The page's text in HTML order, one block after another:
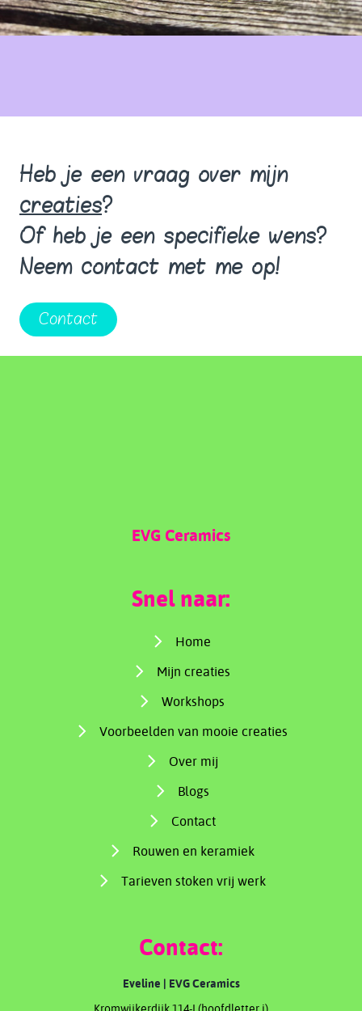
Heb je een vraag over mijn
creaties?
Of heb je een specifieke wens?
Neem contact met me op!
Contact
EVG Ceramics
Snel naar:
Home
Mijn creaties
Workshops
Voorbeelden van mooie creaties
Over mij
Blogs
Contact
Rouwen en keramiek
Tarieven stoken vrij werk
Contact:
Eveline | EVG Ceramics